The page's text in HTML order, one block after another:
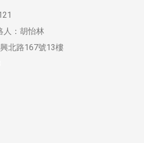
：胡怡林
北路167號13樓